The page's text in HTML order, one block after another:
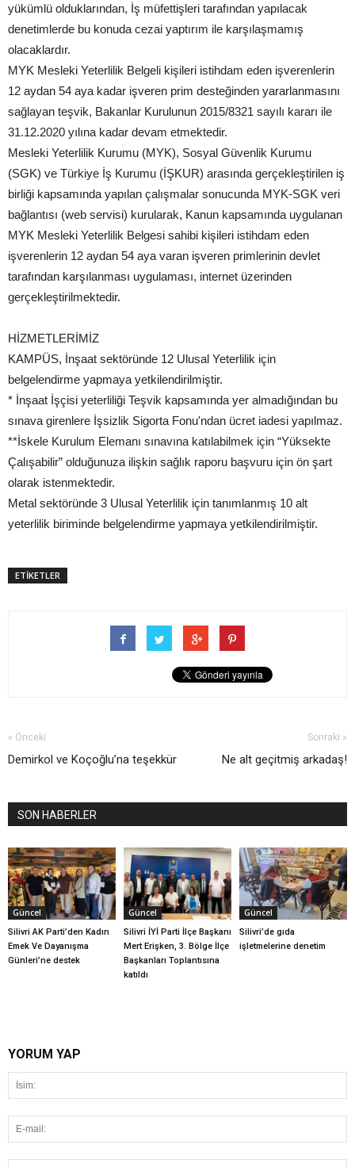
yükümlü olduklarından, İş müfettişleri tarafından yapılacak
denetimlerde bu konuda cezai yaptırım ile karşılaşmamış
olacaklardır.
MYK Mesleki Yeterlilik Belgeli kişileri istihdam eden işverenlerin
12 aydan 54 aya kadar işveren prim desteğinden yararlanmasını
sağlayan teşvik, Bakanlar Kurulunun 2015/8321 sayılı kararı ile
31.12.2020 yılına kadar devam etmektedir.
Mesleki Yeterlilik Kurumu (MYK), Sosyal Güvenlik Kurumu
(SGK) ve Türkiye İş Kurumu (İŞKUR) arasında gerçekleştirilen iş
birliği kapsamında yapılan çalışmalar sonucunda MYK-SGK veri
bağlantısı (web servisi) kurularak, Kanun kapsamında uygulanan
MYK Mesleki Yeterlilik Belgesi sahibi kişileri istihdam eden
işverenlerin 12 aydan 54 aya varan işveren primlerinin devlet
tarafından karşılanması uygulaması, internet üzerinden
gerçekleştirilmektedir.
HİZMETLERİMİZ
KAMPÜS, İnşaat sektöründe 12 Ulusal Yeterlilik için
belgelendirme yapmaya yetkilendirilmiştir.
* İnşaat İşçisi yeterliliği Teşvik kapsamında yer almadığından bu
sınava girenlere İşsizlik Sigorta Fonu'ndan ücret iadesi yapılmaz.
**İskele Kurulum Elemanı sınavına katılabilmek için “Yüksekte
Çalışabilir” olduğunuza ilişkin sağlık raporu başvuru için ön şart
olarak istenmektedir.
Metal sektöründe 3 Ulusal Yeterlilik için tanımlanmış 10 alt
yeterlilik biriminde belgelendirme yapmaya yetkilendirilmiştir.
ETİKETLER
« Önceki
Demirkol ve Koçoğlu’na teşekkür
Sonraki »
Ne alt geçitmiş arkadaş!
SON HABERLER
Güncel
Silivri AK Parti’den Kadın
Emek Ve Dayanışma
Günleri’ne destek
Güncel
Silivri İYİ Parti İlçe Başkanı
Mert Erişken, 3. Bölge İlçe
Başkanları Toplantısına
katıldı
Güncel
Silivri’de gıda
işletmelerine denetim
YORUM YAP